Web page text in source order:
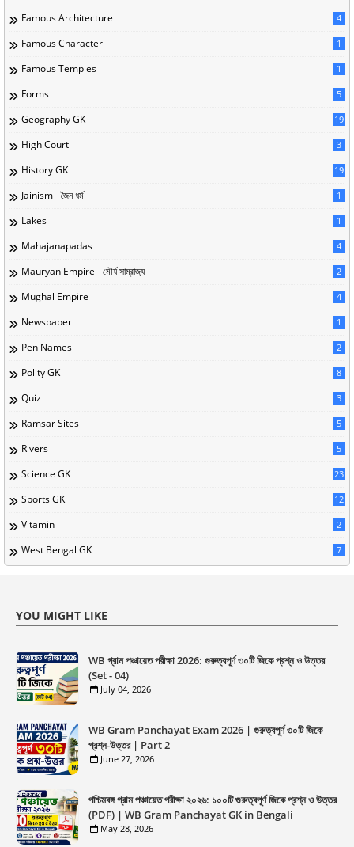
Famous Architecture 4
Famous Character 1
Famous Temples 1
Forms 5
Geography GK 19
High Court 3
History GK 19
Jainism - জৈন ধর্ম 1
Lakes 1
Mahajanapadas 4
Mauryan Empire - মৌর্য সাম্রাজ্য 2
Mughal Empire 4
Newspaper 1
Pen Names 2
Polity GK 8
Quiz 3
Ramsar Sites 5
Rivers 5
Science GK 23
Sports GK 12
Vitamin 2
West Bengal GK 7
YOU MIGHT LIKE
WB গ্রাম পঞ্চায়েত পরীক্ষা 2026: গুরুত্বপূর্ণ ৩০টি জিকে প্রশ্ন ও উত্তর
(Set - 04)
July 04, 2026
WB Gram Panchayat Exam 2026 | গুরুত্বপূর্ণ ৩০টি জিকে
প্রশ্ন-উত্তর | Part 2
June 27, 2026
পশ্চিমবঙ্গ গ্রাম পঞ্চায়েত পরীক্ষা ২০২৬: ১০০টি গুরুত্বপূর্ণ জিকে প্রশ্ন ও উত্তর
(PDF) | WB Gram Panchayat GK in Bengali
May 28, 2026